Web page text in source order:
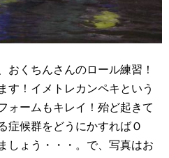
くちんさんのロール練習！
す！イメトレカンペキという
ォームもキレイ！殆ど起きて
症候群をどうにかすればＯ
しょう・・・。で、写真はお